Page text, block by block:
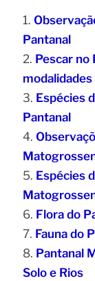
Pantanal
Pescar no
modalidades
Espécies
Pantanal
Espécies
Flora do
Fauna do
Pantanal
Solo e Rios